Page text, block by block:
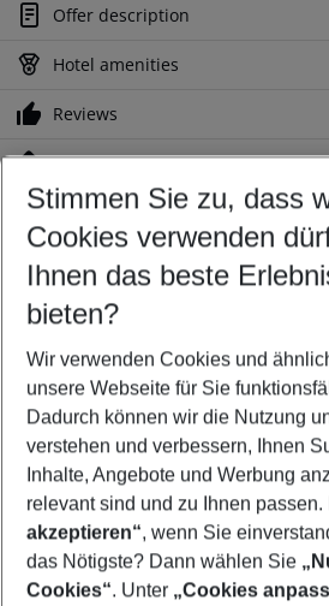
Offer description
Hotel amenities
Reviews
Location
Customize your offer
Find the perfect deal which suits your
Your departure airport
Any airport
Select your date range
09/08/26–07/08/27 5-8
Who will travel
2 adults No children
Show more
Stimmen Sie zu, dass
Cookies verwenden
Ihnen das beste
bieten?
Wir verwenden Cookies und
unsere Webseite für Sie
Dadurch können wir die Nutzung
verstehen und verbessern, Ihnen
Inhalte, Angebote und Werbung
relevant sind und zu Ihnen
akzeptieren“, wenn Sie
das Nötigste? Dann wählen Sie
Cookies“. Unter „Cookies